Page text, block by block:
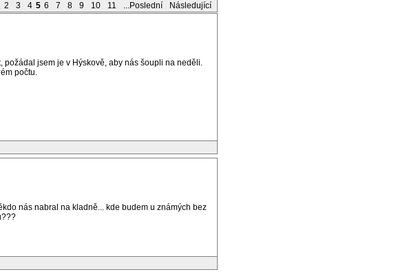
2 3 4 5 6 7 8 9 10 11 ...Poslední Následující
jsem je v Hýskově, aby nás šoupli na neděli.
počtu.
nás nabral na kladně... kde budem u známých bez